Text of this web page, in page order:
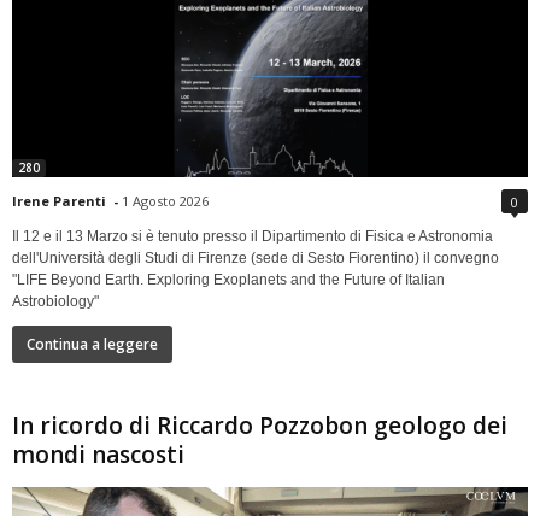
280
Irene Parenti - 1 Agosto 2026 0
Il 12 e il 13 Marzo si è tenuto presso il Dipartimento di Fisica e Astronomia
dell'Università degli Studi di Firenze (sede di Sesto Fiorentino) il convegno
"LIFE Beyond Earth. Exploring Exoplanets and the Future of Italian
Astrobiology"
Continua a leggere
In ricordo di Riccardo Pozzobon geologo dei
mondi nascosti